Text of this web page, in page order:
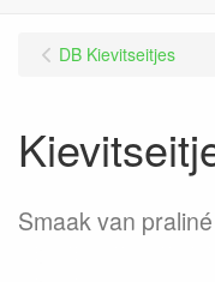
DB Kievitseitjes
Smaak van praliné